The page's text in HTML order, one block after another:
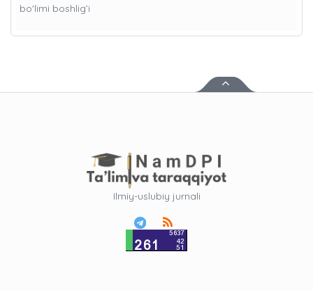
bo'limi boshlig’i
Ilmiy-uslubiy jurnali